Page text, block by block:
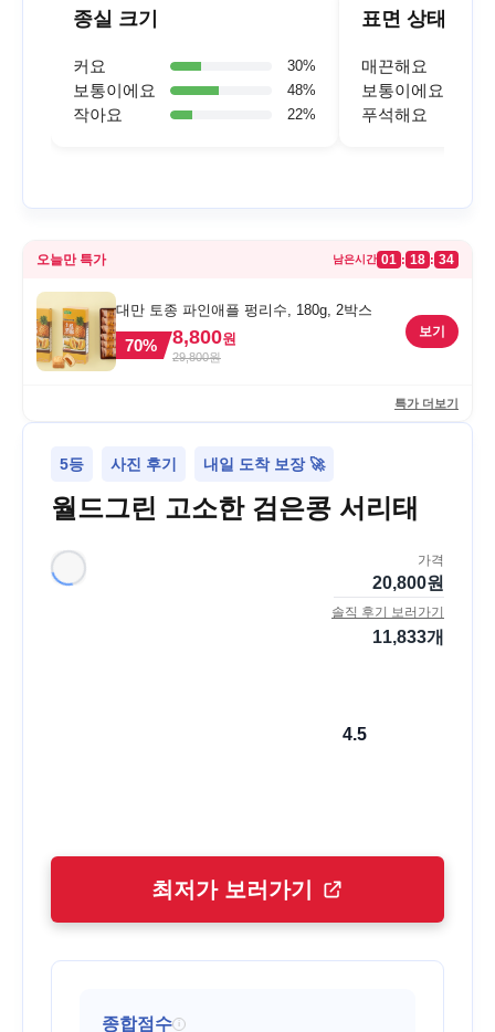
종실 크기
커요 30%
보통이에요 48%
작아요 22%
표면 상태
매끈해요
보통이에요
푸석해요
오늘만 특가 남은시간 01 : 18 : 34
대만 토종 파인애플 펑리수, 180g, 2박스
70% 8,800원
29,800원
보기
특가 더보기
5등 사진 후기 내일 도착 보장 🚀
월드그린 고소한 검은콩 서리태
가격
20,800원
솔직 후기 보러가기
11,833개
4.5
최저가 보러가기
종합점수 i